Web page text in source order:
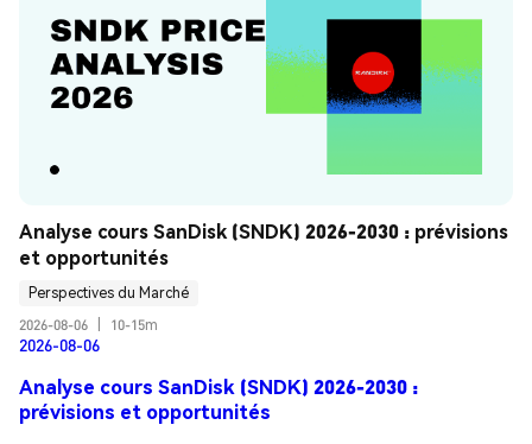
Analyse cours SanDisk (SNDK) 2026-2030 : prévisions
et opportunités
Perspectives du Marché
2026-08-06
10-15m
2026-08-06
Analyse cours SanDisk (SNDK) 2026-2030 :
prévisions et opportunités